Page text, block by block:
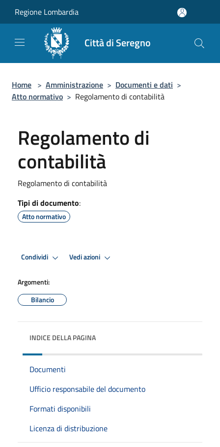
Regione Lombardia
Città di Seregno
Home > Amministrazione > Documenti e dati >
Atto normativo > Regolamento di contabilità
Regolamento di
contabilità
Regolamento di contabilità
Tipi di documento:
Atto normativo
Condividi Vedi azioni
Argomenti:
Bilancio
INDICE DELLA PAGINA
Documenti
Ufficio responsabile del documento
Formati disponibili
Licenza di distribuzione